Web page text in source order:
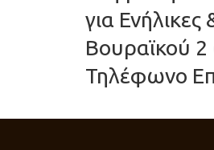
για
Βουραϊκού 2
Τηλέφωνο